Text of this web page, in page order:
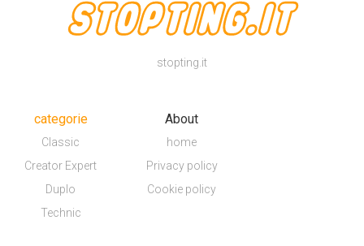
stopting.it
categorie
Classic
Creator Expert
Duplo
Technic
About
home
Privacy policy
Cookie policy